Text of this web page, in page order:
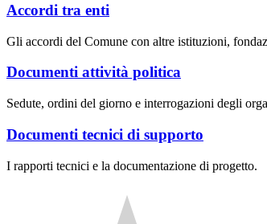
Accordi tra enti
Gli accordi del Comune con altre istituzioni,
Documenti attività politica
Sedute, ordini del giorno e interrogazioni degli
Documenti tecnici di supporto
I rapporti tecnici e la documentazione di progetto.